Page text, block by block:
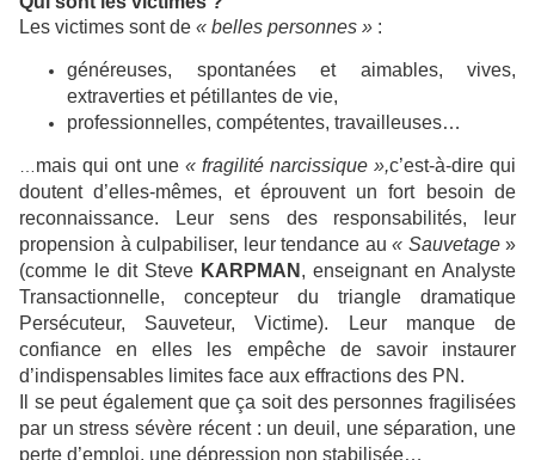
Les victimes sont de « belles personnes » :
généreuses, spontanées et aimables, vives,
extraverties et pétillantes de vie,
professionnelles, compétentes, travailleuses…
mais qui ont une « fragilité narcissique »,c’est-à-dire qui
doutent d’elles-mêmes, et éprouvent un fort besoin de
reconnaissance. Leur sens des responsabilités, leur
propension à culpabiliser, leur tendance au « Sauvetage »
(comme le dit Steve KARPMAN , enseignant en Analyste
Transactionnelle, concepteur du triangle dramatique
Persécuteur, Sauveteur, Victime). Leur manque de
confiance en elles les empêche de savoir instaurer
d’indispensables limites face aux effractions des PN.
Il se peut également que ça soit des personnes fragilisées
par un stress sévère récent : un deuil, une séparation, une
perte d’emploi, une dépression non stabilisée…